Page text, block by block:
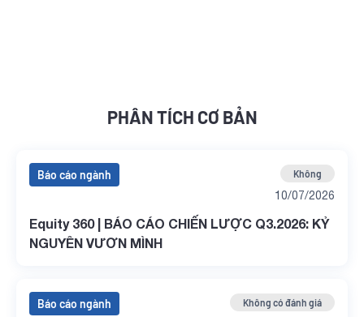
PHÂN TÍCH CƠ BẢN
Báo cáo ngành Không
10/07/2026
Equity 360 | BÁO CÁO CHIẾN LƯỢC Q3.2026: KỶ
NGUYÊN VƯƠN MÌNH
Báo cáo ngành Không có đánh giá